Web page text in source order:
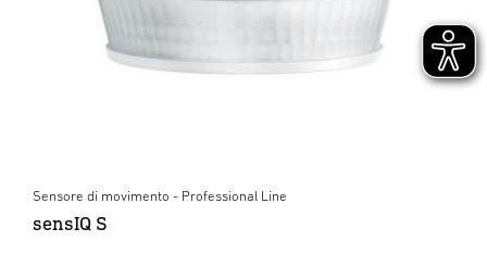
Sensore di movimento - Professional Line
sensIQ S